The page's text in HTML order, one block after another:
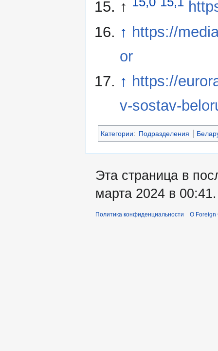
↑
↑ https://
or
↑ https://
v-sostav-
Категории: Подразделения
Эта страница в
марта 2024 в 00:41.
Политика конфиденциальности О Foreign